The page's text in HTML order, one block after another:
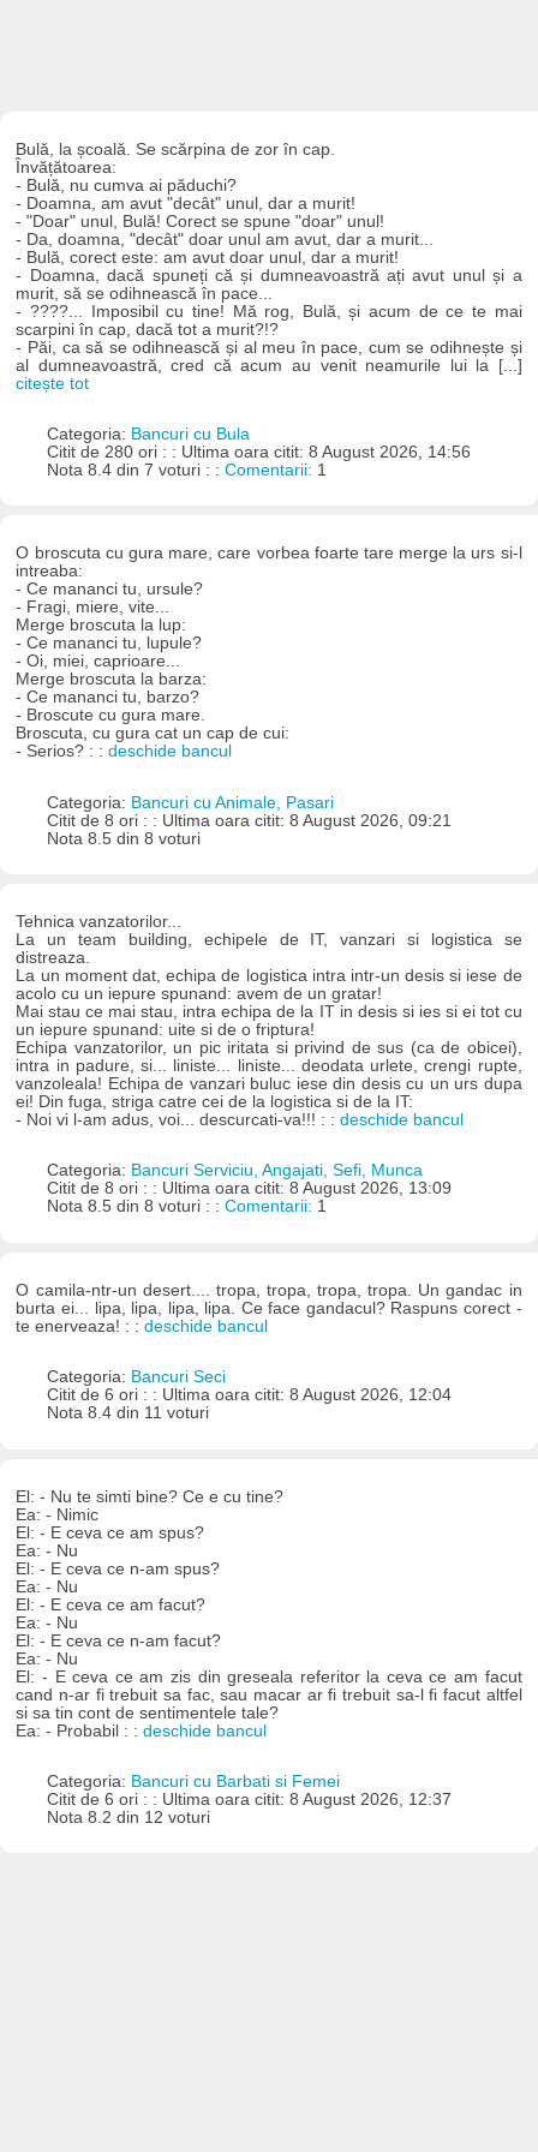
Bulă, la școală. Se scărpina de zor în cap.
Învățătoarea:
- Bulă, nu cumva ai păduchi?
- Doamna, am avut "decât" unul, dar a murit!
- "Doar" unul, Bulă! Corect se spune "doar" unul!
- Da, doamna, "decât" doar unul am avut, dar a murit...
- Bulă, corect este: am avut doar unul, dar a murit!
- Doamna, dacă spuneți că și dumneavoastră ați avut unul și a
murit, să se odihnească în pace...
- ????... Imposibil cu tine! Mă rog, Bulă, și acum de ce te mai
scarpini în cap, dacă tot a murit?!?
- Păi, ca să se odihnească și al meu în pace, cum se odihnește și
al dumneavoastră, cred că acum au venit neamurile lui la [...]
citește tot
Categoria: Bancuri cu Bula
Citit de 280 ori : : Ultima oara citit: 8 August 2026, 14:56
Nota 8.4 din 7 voturi : : Comentarii: 1
O broscuta cu gura mare, care vorbea foarte tare merge la urs si-l
intreaba:
- Ce mananci tu, ursule?
- Fragi, miere, vite...
Merge broscuta la lup:
- Ce mananci tu, lupule?
- Oi, miei, caprioare...
Merge broscuta la barza:
- Ce mananci tu, barzo?
- Broscute cu gura mare.
Broscuta, cu gura cat un cap de cui:
- Serios? : :deschide bancul
Categoria: Bancuri cu Animale, Pasari
Citit de 8 ori : : Ultima oara citit: 8 August 2026, 09:21
Nota 8.5 din 8 voturi
Tehnica vanzatorilor...
La un team building, echipele de IT, vanzari si logistica se
distreaza.
La un moment dat, echipa de logistica intra intr-un desis si iese de
acolo cu un iepure spunand: avem de un gratar!
Mai stau ce mai stau, intra echipa de la IT in desis si ies si ei tot cu
un iepure spunand: uite si de o friptura!
Echipa vanzatorilor, un pic iritata si privind de sus (ca de obicei),
intra in padure, si... liniste... liniste... deodata urlete, crengi rupte,
vanzoleala! Echipa de vanzari buluc iese din desis cu un urs dupa
ei! Din fuga, striga catre cei de la logistica si de la IT:
- Noi vi l-am adus, voi... descurcati-va!!! : :deschide bancul
Categoria: Bancuri Serviciu, Angajati, Sefi, Munca
Citit de 8 ori : : Ultima oara citit: 8 August 2026, 13:09
Nota 8.5 din 8 voturi : : Comentarii: 1
O camila-ntr-un desert.... tropa, tropa, tropa, tropa. Un gandac in
burta ei... lipa, lipa, lipa, lipa. Ce face gandacul? Raspuns corect -
te enerveaza! : :deschide bancul
Categoria: Bancuri Seci
Citit de 6 ori : : Ultima oara citit: 8 August 2026, 12:04
Nota 8.4 din 11 voturi
El: - Nu te simti bine? Ce e cu tine?
Ea: - Nimic
El: - E ceva ce am spus?
Ea: - Nu
El: - E ceva ce n-am spus?
Ea: - Nu
El: - E ceva ce am facut?
Ea: - Nu
El: - E ceva ce n-am facut?
Ea: - Nu
El: - E ceva ce am zis din greseala referitor la ceva ce am facut
cand n-ar fi trebuit sa fac, sau macar ar fi trebuit sa-l fi facut altfel
si sa tin cont de sentimentele tale?
Ea: - Probabil : :deschide bancul
Categoria: Bancuri cu Barbati si Femei
Citit de 6 ori : : Ultima oara citit: 8 August 2026, 12:37
Nota 8.2 din 12 voturi